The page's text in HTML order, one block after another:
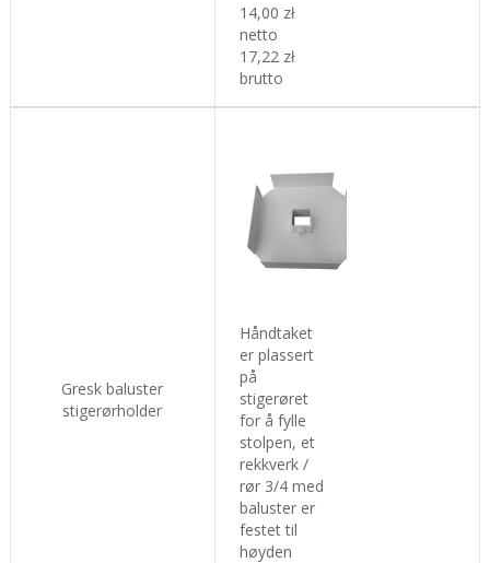
14,00 zł
netto
17,22 zł
brutto
Gresk baluster
stigerørholder
Håndtaket
er plassert
på
stigerøret
for å fylle
stolpen, et
rekkverk /
rør 3/4 med
baluster er
festet til
høyden